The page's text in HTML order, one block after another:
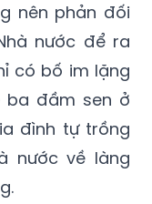
nên phản đối
nước để ra
có bố im lặng
ba đầm sen ở
đình tự trồng
nước về làng